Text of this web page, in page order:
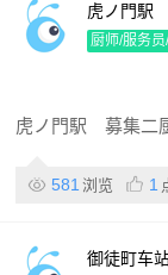
虎ノ門駅
（不会也
厨师/服务
虎ノ門駅 募集二
581 浏览 1
御徒町车